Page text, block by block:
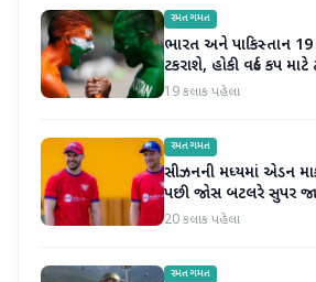
રમતગમત
ભારત અને પાકિસ્તાન
ટકરાશે, હોકી વર્લ્ડ કપ
19 કલાક પહેલા
રમતગમત
સીઝનની મધ્યમાં એડન
પછી જોસ બટલરે સુપર
સંભાળ્યો
20 કલાક પહેલા
રમતગમત